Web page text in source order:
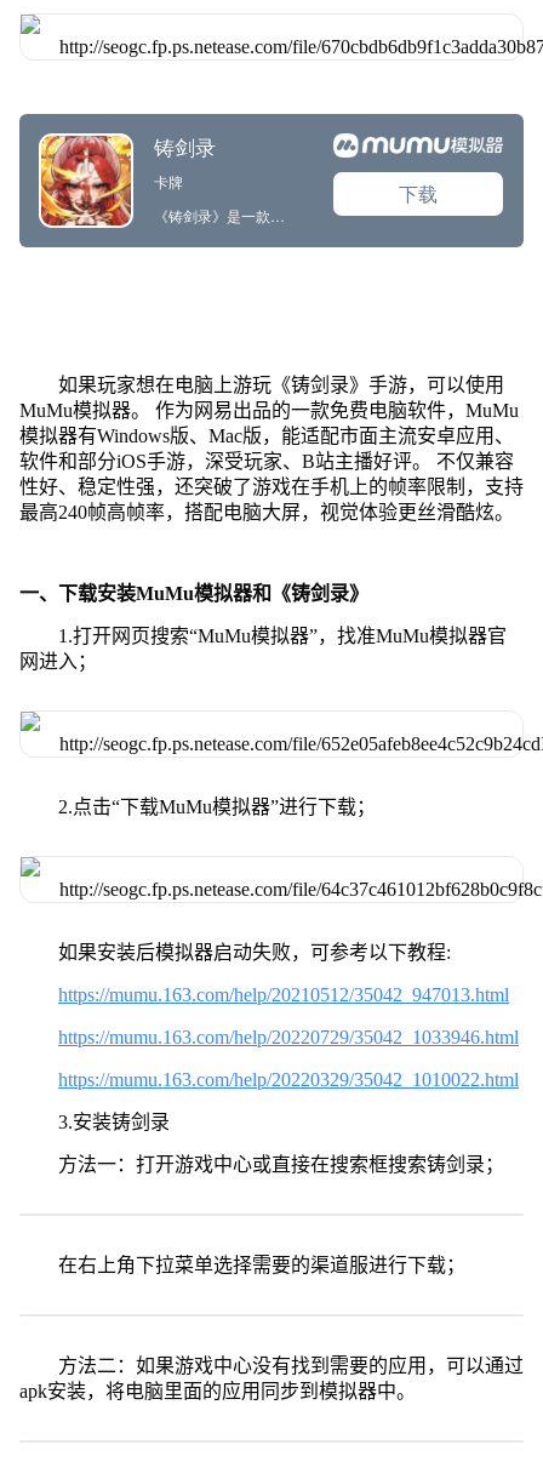
如果玩家想在电脑上游玩《铸剑录》手游，可以使用
MuMu模拟器。 作为网易出品的一款免费电脑软件，MuMu
模拟器有Windows版、Mac版，能适配市面主流安卓应用、
软件和部分iOS手游，深受玩家、B站主播好评。 不仅兼容
性好、稳定性强，还突破了游戏在手机上的帧率限制，支持
最高240帧高帧率，搭配电脑大屏，视觉体验更丝滑酷炫。
一、下载安装MuMu模拟器和《铸剑录》
1.打开网页搜索“MuMu模拟器”，找准MuMu模拟器官
网进入；
2.点击“下载MuMu模拟器”进行下载；
如果安装后模拟器启动失败，可参考以下教程:
https://mumu.163.com/help/20210512/35042_947013.html
https://mumu.163.com/help/20220729/35042_1033946.html
https://mumu.163.com/help/20220329/35042_1010022.html
3.安装铸剑录
方法一：打开游戏中心或直接在搜索框搜索铸剑录；
在右上角下拉菜单选择需要的渠道服进行下载；
方法二：如果游戏中心没有找到需要的应用，可以通过
apk安装，将电脑里面的应用同步到模拟器中。